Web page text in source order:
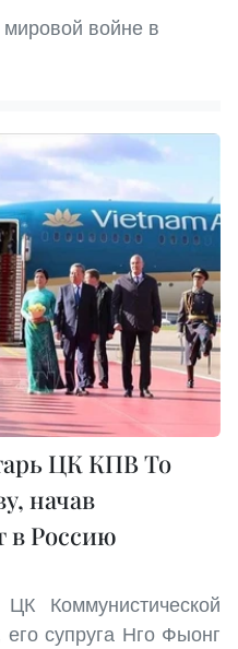
войне в
ЦК КПВ То
начав
в Россию
Коммунистической
супруга Нго Фыонг